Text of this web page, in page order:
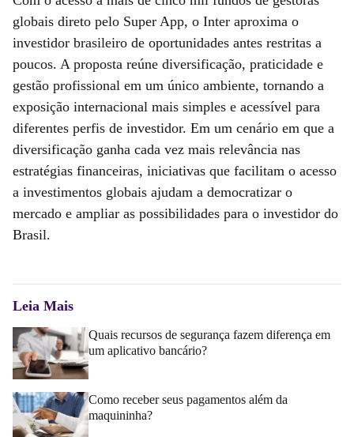
globais direto pelo Super App, o Inter aproxima o
investidor brasileiro de oportunidades antes restritas a
poucos. A proposta reúne diversificação, praticidade e
gestão profissional em um único ambiente, tornando a
exposição internacional mais simples e acessível para
diferentes perfis de investidor. Em um cenário em que a
diversificação ganha cada vez mais relevância nas
estratégias financeiras, iniciativas que facilitam o acesso
a investimentos globais ajudam a democratizar o
mercado e ampliar as possibilidades para o investidor do
Brasil.
Leia Mais
Quais recursos de segurança fazem diferença em
um aplicativo bancário?
Como receber seus pagamentos além da
maquininha?